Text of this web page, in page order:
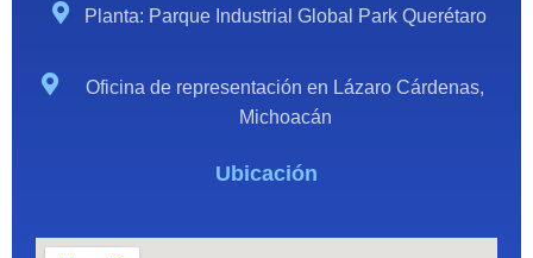
Planta: Parque Industrial Global Park Querétaro
Oficina de representación en Lázaro Cárdenas,
Michoacán
Ubicación